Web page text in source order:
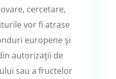
cercetare,
vor fi atrase
europene şi
autorizaţii de
sau a fructelor